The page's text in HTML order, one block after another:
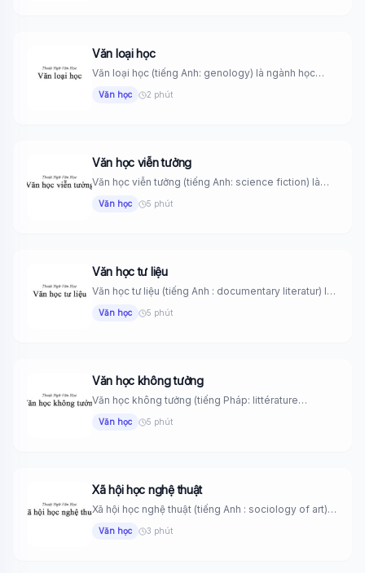
Văn loại học
Văn loại học (tiếng Anh: genology) là ngành học
Văn học 2 phút
Văn học viễn tưởng
Văn học viễn tưởng (tiếng Anh: science fiction) là
Văn học 5 phút
Văn học tư liệu
Văn học tư liệu (tiếng Anh : documentary literatur) là
Văn học 5 phút
Văn học không tưởng
Văn học không tưởng (tiếng Pháp: littérature
Văn học 5 phút
Xã hội học nghệ thuật
Xã hội học nghệ thuật (tiếng Anh : sociology of art)
Văn học 3 phút